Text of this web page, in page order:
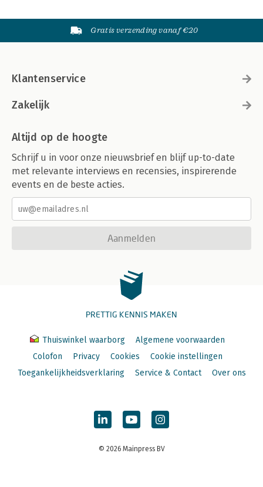
Gratis verzending vanaf €20
Klantenservice
Zakelijk
Altijd op de hoogte
Schrijf u in voor onze nieuwsbrief en blijf up-to-date
met relevante interviews en recensies, inspirerende
events en de beste acties.
Aanmelden
PRETTIG KENNIS MAKEN
Thuiswinkel waarborg
Algemene voorwaarden
Colofon
Privacy Cookies
Cookie instellingen
Toegankelijkheidsverklaring
Service & Contact Over ons
© 2026 Mainpress BV